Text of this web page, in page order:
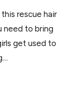
rescue hair
need to bring
get used to